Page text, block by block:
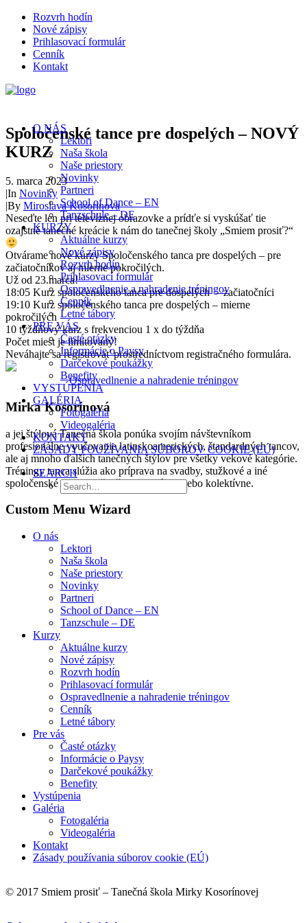
Rozvrh hodín
Nové zápisy
Prihlasovací formulár
Cenník
Kontakt
O NÁS
Lektori
Naša škola
Naše priestory
Novinky
Partneri
School of Dance – EN
Tanzschule – DE
KURZY
Aktuálne kurzy
Nové zápisy
Rozvrh hodín
Prihlasovací formulár
Ospravedlnenie a nahradenie tréningov
Cenník
Letné tábory
PRE VÁS
Časté otázky
Informácie o Paysy
Darčekové poukážky
Benefity
VYSTÚPENIA
GALÉRIA
Fotogaléria
Videogaléria
KONTAKT
ZÁSADY POUŽÍVANIA SÚBOROV COOKIE (EÚ)
SEARCH
Spoločenské tance pre dospelých – NOVÝ
KURZ
5. marca 2023
|In Novinky
|By Miroslava Kosorinova
Neseďte len pri televíznej obrazovke a prídťe si vyskúšať tie
ozajstné tanečné kreácie k nám do tanečnej školy „Smiem prosiť?“
Otvárame nové kurzy Spoločenského tanca pre dospelých – pre
začiatočníkov aj mierne pokročilých.
Už od 23.marca!
18:05 Kurz spoločenského tanca pre dospelých – začiatočníci
19:10 Kurz spoločenského tanca pre dospelých – mierne
pokročilých
10 týždňový kurz s frekvenciou 1 x do týždňa
Počet miest je limitovaný!
Neváhajte sa registrovať prostredníctvom registračného formulára.
Ospravedlnenie a nahradenie tréningov
Mirka Kosorínová
a jej štýlová Tanečná škola ponúka svojím návštevníkom
profesionálne vyučovanie latinskoamerických, štandardných tancov,
ale aj mnoho ďalších tanečných štýlov pre všetky vekové kategórie.
Tréningy tanca slúžia ako príprava na svadby, stužkové a iné
spoločenské udalosti, či už individuálne alebo kolektívne.
Custom Menu Wizard
O nás
Lektori
Naša škola
Naše priestory
Novinky
Partneri
School of Dance – EN
Tanzschule – DE
Kurzy
Aktuálne kurzy
Nové zápisy
Rozvrh hodín
Prihlasovací formulár
Ospravedlnenie a nahradenie tréningov
Cenník
Letné tábory
Pre vás
Časté otázky
Informácie o Paysy
Darčekové poukážky
Benefity
Vystúpenia
Galéria
Fotogaléria
Videogaléria
Kontakt
Zásady používania súborov cookie (EÚ)
© 2017 Smiem prosiť – Tanečná škola Mirky Kosorínovej